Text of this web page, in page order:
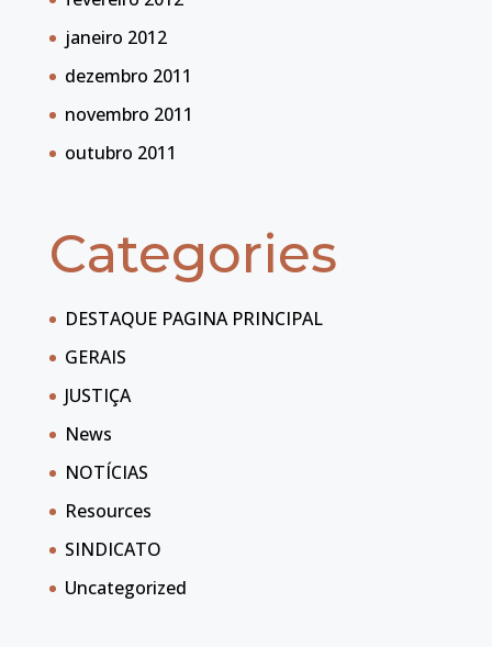
janeiro 2012
dezembro 2011
novembro 2011
outubro 2011
Categories
DESTAQUE PAGINA PRINCIPAL
GERAIS
JUSTIÇA
News
NOTÍCIAS
Resources
SINDICATO
Uncategorized